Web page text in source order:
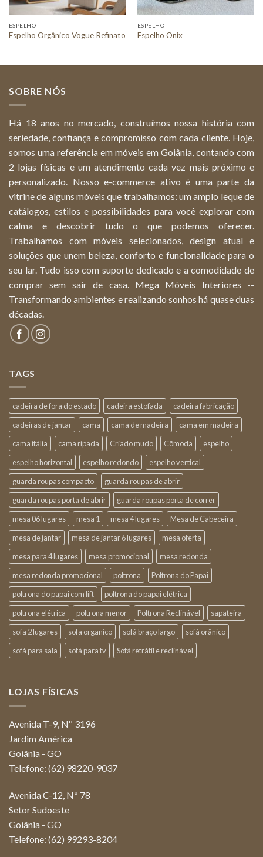
ESPELHO
Espelho Orgânico Vogue Refinato
ESPELHO
Espelho Onix
SOBRE NÓS
Há 18 anos no mercado, construímos nossa história com
seriedade, confiança e compromisso com cada cliente. Hoje,
somos uma referência em móveis em Goiânia, contando com
2 lojas físicas e um atendimento cada vez mais próximo e
personalizado. Nosso e-commerce ativo é uma parte da
vitrine de alguns móveis que trabalhamos: um amplo leque de
catálogos, estilos e possibilidades para você explorar com
calma e descobrir tudo o que podemos oferecer.
Trabalhamos com móveis selecionados, design atual e
soluções que unem beleza, conforto e funcionalidade para o
seu lar. Tudo isso com suporte dedicado e a comodidade de
comprar sem sair de casa. Mega Móveis Interiores --
Transformando ambientes e realizando sonhos há quase duas
décadas.
TAGS
cadeira de fora do estado cadeira estofada
cadeira fabricação
cadeiras de jantar
cama cama de madeira
cama em madeira
cama itália
cama ripada Criado mudo Cõmoda
espelho
espelho horizontal
espelho redondo
espelho vertical
guarda roupas compacto
guarda roupas de abrir
guarda roupas porta de abrir
guarda roupas porta de correr
mesa 06 lugares
mesa 1 mesa 4 lugares
Mesa de Cabeceira
mesa de jantar
mesa de jantar 6 lugares
mesa oferta
mesa para 4 lugares
mesa promocional
mesa redonda
mesa redonda promocional
poltrona
Poltrona do Papai
poltrona do papai com lift
poltrona do papai elétrica
poltrona elétrica
poltrona menor Poltrona Reclinável
sapateira
sofa 2 lugares
sofa organico sofá braço largo
sofá orânico
sofá para sala
sofá para tv Sofá retrátil e reclinável
LOJAS FÍSICAS
Avenida T-9, Nº 3196
Jardim América
Goiânia - GO
Telefone: (62) 98220-9037
Avenida C-12, Nº 78
Setor Sudoeste
Goiânia - GO
Telefone: (62) 99293-8204